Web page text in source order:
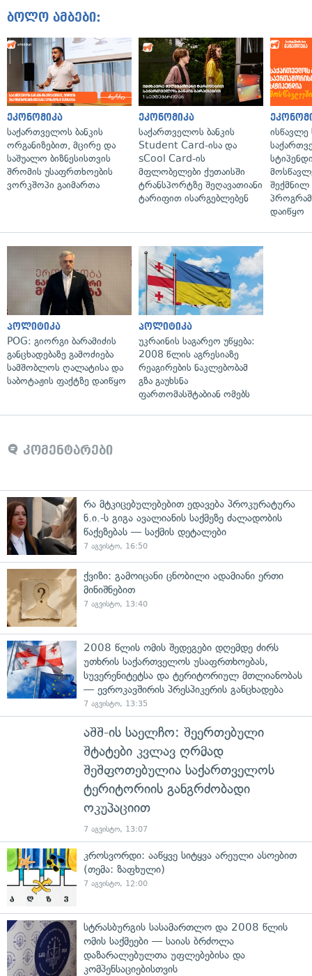
ბოლო ამბები:
ეკონომიკა
საქართველოს ბანკის
ორგანიზებით, მცირე და
საშუალო ბიზნესისთვის
შრომის უსაფრთხოების
ვორკშოპი გაიმართა
ეკონომიკა
საქართველოს ბანკის
Student Card-ისა და
sCool Card-ის
მფლობელები ქუთაისში
ტრანსპორტზე შეღავათიანი
ტარიფით ისარგებლებენ
ისწავლე
დაიწყო
პოლიტიკა
POG: გიორგი ბარამიძის
განცხადებაზე გამოძიება
სამშობლოს ღალატისა და
საბოტაჟის ფაქტზე დაიწყო
პოლიტიკა
უკრაინის საგარეო უწყება:
2008 წლის აგრესიაზე
რეაგირების ნაკლებობამ
გზა გაუხსნა
ფართომასშტაბიან ომებს
კომენტარები
რა მტკიცებულებებით ედავება პროკურატურა
ნ.ი.-ს გიგა ავალიანის საქმეზე ძალადობის
წაქეზებას — საქმის დეტალები
7 აგვისტო, 16:50
ქვიზი: გამოიცანი ცნობილი ადამიანი ერთი
მინიშნებით
7 აგვისტო, 13:40
2008 წლის ომის შედეგები დღემდე ძირს
უთხრის საქართველოს უსაფრთხოებას,
სუვერენიტეტსა და ტერიტორიულ მთლიანობას
— ევროკავშირის პრესპიკერის განცხადება
7 აგვისტო, 13:35
აშშ-ის საელჩო: შეერთებული
შტატები კვლავ ღრმად
შეშფოთებულია საქართველოს
ტერიტორიის განგრძობადი
ოკუპაციით
7 აგვისტო, 13:07
კროსვორდი: ააწყვე სიტყვა არეული ასოებით
(თემა: ზაფხული)
7 აგვისტო, 12:00
სტრასბურგის სასამართლო და 2008 წლის
ომის საქმეები — საიას ბრძოლა
დაზარალებულთა უფლებებისა და
კომპენსაციებისთვის